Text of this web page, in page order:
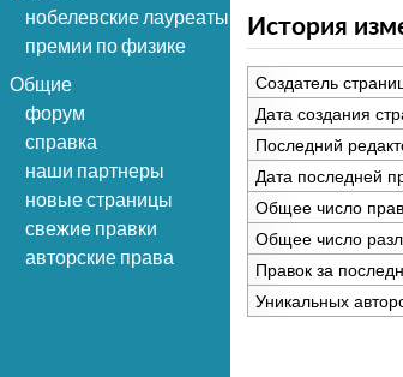
нобелевские лауреаты
премии по физике
Общие
форум
справка
наши партнеры
новые страницы
свежие правки
авторские права
История
Создатель
Дата создания
Последний
Дата последней
Общее число
Общее число
Правок за
Уникальных